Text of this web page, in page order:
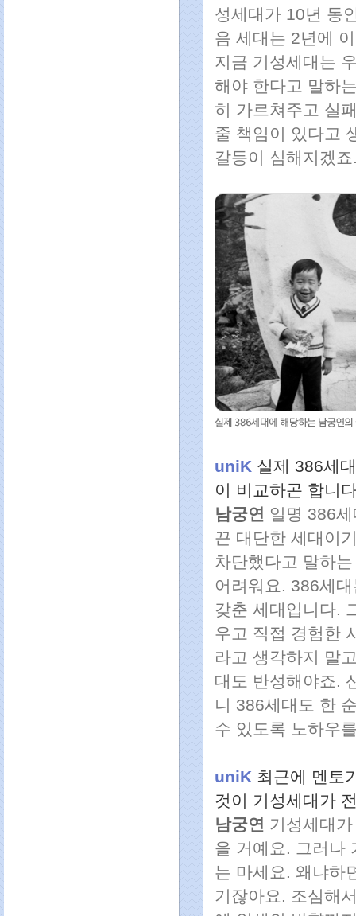
성세대가 10년 동
음 세대는 2년에
지금 기성세대는
해야 한다고 말하
히 가르쳐주고 실
줄 책임이 있다고
갈등이 심해지겠죠
uniK 실제 386세
이 비교하곤 합니
남궁연 일명 386
끈 대단한 세대이
차단했다고 말하
어려워요. 386세
갖춘 세대입니다.
우고 직접 경험한
라고 생각하지 말
대도 반성해야죠.
니 386세대도 한
수 있도록 노하우
uniK 최근에 멘토
것이 기성세대가
남궁연 기성세대
을 거예요. 그러나
는 마세요. 왜냐하
기잖아요. 조심해